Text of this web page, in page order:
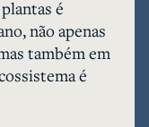
é
não apenas
também em
é